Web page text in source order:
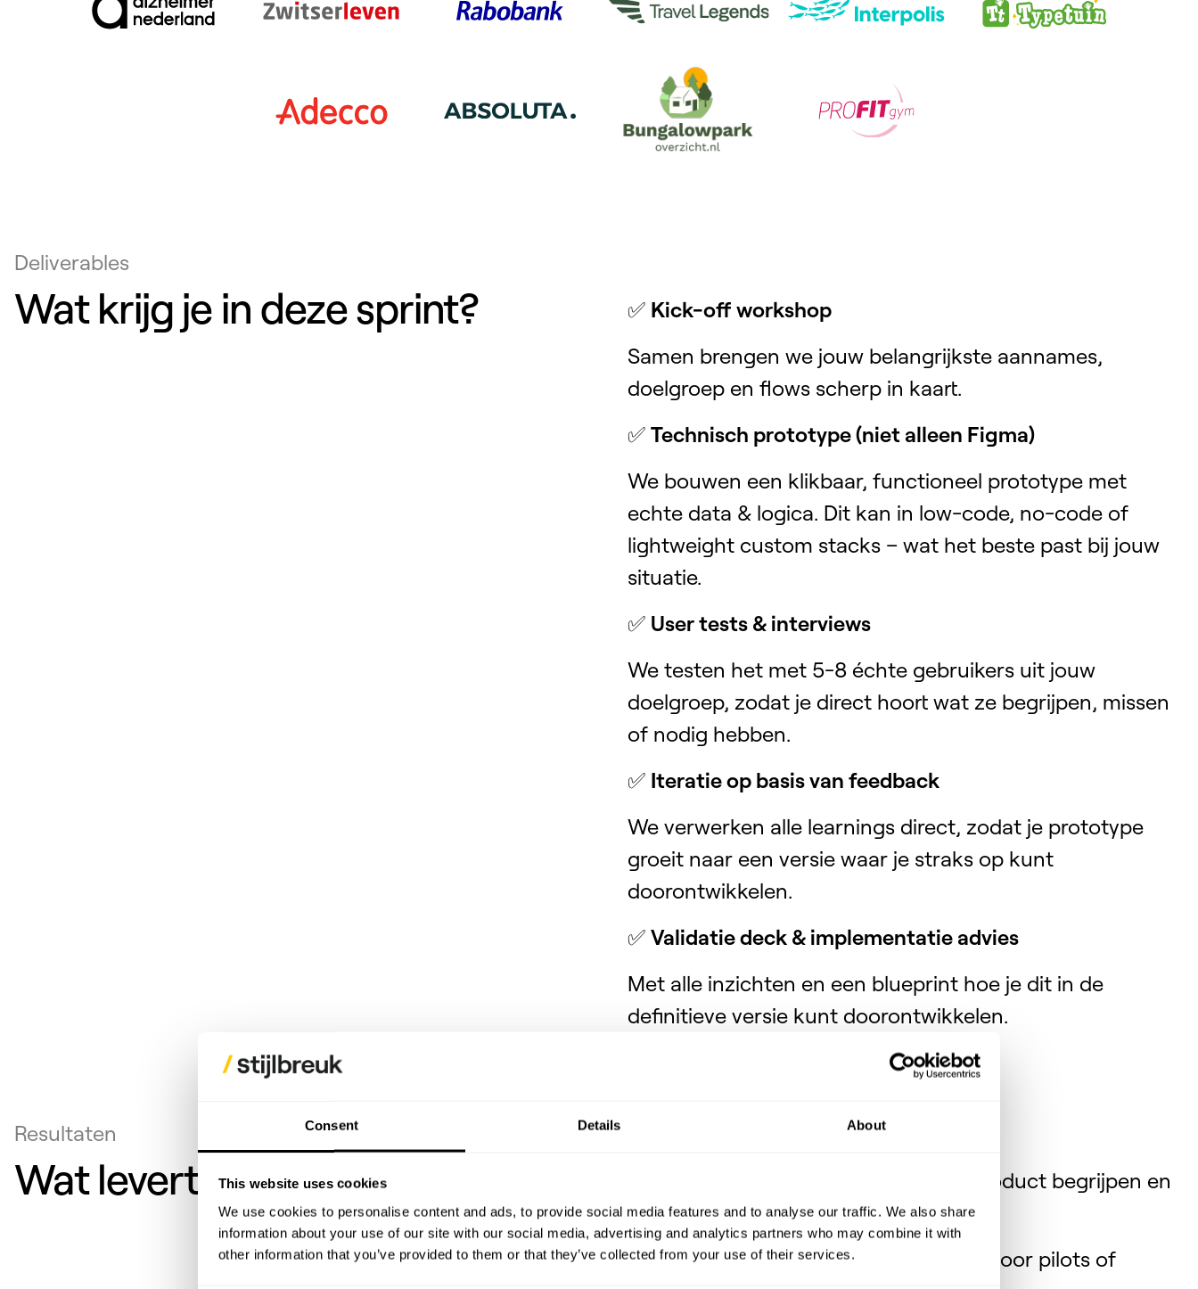
Consent Details About
This website uses cookies
We use cookies to personalise content and ads, to provide social media features and to analyse our traffic. We also share
information about your use of our site with our social media, advertising and analytics partners who may combine it with
other information that you’ve provided to them or that they’ve collected from your use of their services.
Deliverables
Wat krijg je in deze sprint? ✅ Kick-off workshop
Samen brengen we jouw belangrijkste aannames,
doelgroep en flows scherp in kaart.
✅ Technisch prototype (niet alleen Figma)
We bouwen een klikbaar, functioneel prototype met
echte data & logica. Dit kan in low-code, no-code of
lightweight custom stacks – wat het beste past bij jouw
situatie.
✅ User tests & interviews
We testen het met 5-8 échte gebruikers uit jouw
doelgroep, zodat je direct hoort wat ze begrijpen, missen
of nodig hebben.
✅ Iteratie op basis van feedback
We verwerken alle learnings direct, zodat je prototype
groeit naar een versie waar je straks op kunt
doorontwikkelen.
✅ Validatie deck & implementatie advies
Met alle inzichten en een blueprint hoe je dit in de
definitieve versie kunt doorontwikkelen.
Resultaten
Wat levert het je op?
🎯 Duidelijk bewijs dat gebruikers je product begrijpen en
willen gebruiken.
🚀 Een prototype dat je kunt inzetten voor pilots of